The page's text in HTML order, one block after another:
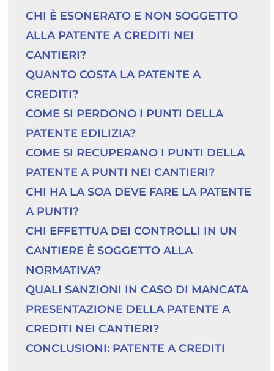
CHI È ESONERATO E NON SOGGETTO
ALLA PATENTE A CREDITI NEI
CANTIERI?
QUANTO COSTA LA PATENTE A
CREDITI?
COME SI PERDONO I PUNTI DELLA
PATENTE EDILIZIA?
COME SI RECUPERANO I PUNTI DELLA
PATENTE A PUNTI NEI CANTIERI?
CHI HA LA SOA DEVE FARE LA PATENTE
A PUNTI?
CHI EFFETTUA DEI CONTROLLI IN UN
CANTIERE È SOGGETTO ALLA
NORMATIVA?
QUALI SANZIONI IN CASO DI MANCATA
PRESENTAZIONE DELLA PATENTE A
CREDITI NEI CANTIERI?
CONCLUSIONI: PATENTE A CREDITI